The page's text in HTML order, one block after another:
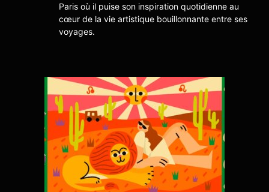
Paris où il puise son inspiration quotidienne au
cœur de la vie artistique bouillonnante entre ses
voyages.